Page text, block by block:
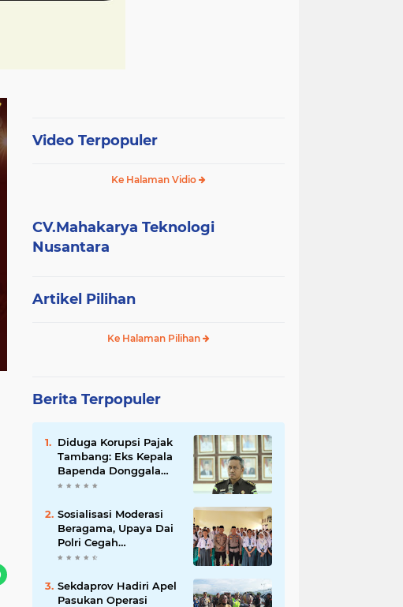
Video Terpopuler
Ke Halaman Vidio
CV.Mahakarya Teknologi
Nusantara
Artikel Pilihan
Ke Halaman Pilihan
Berita Terpopuler
Diduga Korupsi Pajak
Tambang: Eks Kepala
Bapenda Donggala
Jadi Tersangka
Sosialisasi Moderasi
Beragama, Upaya Dai
Polri Cegah
Radikalisme di
Sekdaprov Hadiri Apel
Pasukan Operasi